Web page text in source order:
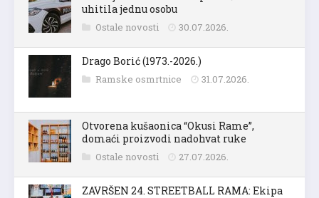
uhitila jednu osobu
Ostale novosti 30.07.2026.
Drago Borić (1973.-2026.)
Ramske osmrtnice 31.07.2026.
Otvorena kušaonica “Okusi Rame”,
domaći proizvodi nadohvat ruke
Ostale novosti 27.07.2026.
ZAVRŠEN 24. STREETBALL RAMA: Ekipa